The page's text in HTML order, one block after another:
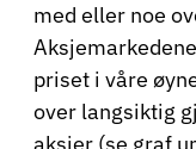
med eller noe
priset i våre
over langsiktig